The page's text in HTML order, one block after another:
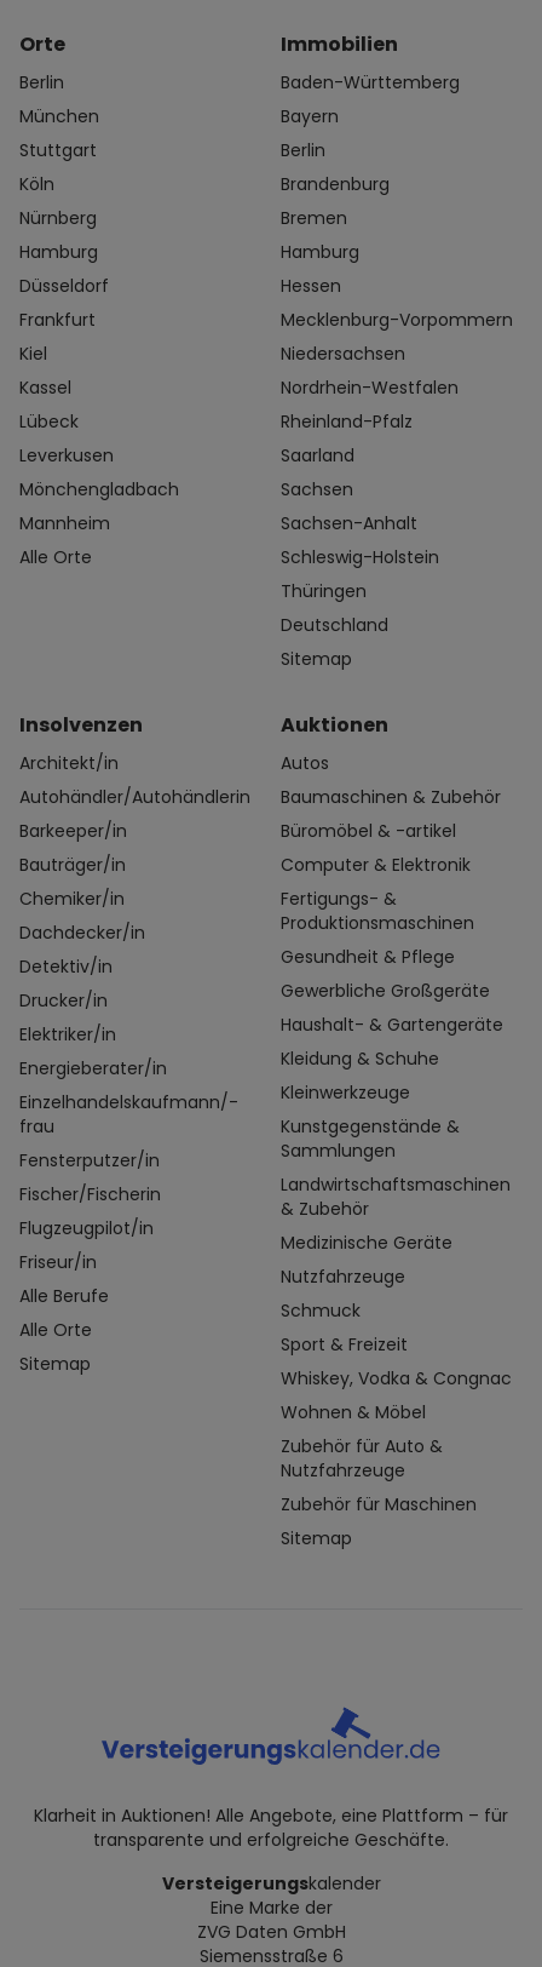
Orte
Berlin
München
Stuttgart
Köln
Nürnberg
Hamburg
Düsseldorf
Frankfurt
Kiel
Kassel
Lübeck
Leverkusen
Mönchengladbach
Mannheim
Alle Orte
Immobilien
Baden-Württemberg
Bayern
Berlin
Brandenburg
Bremen
Hamburg
Hessen
Mecklenburg-Vorpommern
Niedersachsen
Nordrhein-Westfalen
Rheinland-Pfalz
Saarland
Sachsen
Sachsen-Anhalt
Schleswig-Holstein
Thüringen
Deutschland
Sitemap
Insolvenzen
Architekt/in
Autohändler/Autohändlerin
Barkeeper/in
Bauträger/in
Chemiker/in
Dachdecker/in
Detektiv/in
Drucker/in
Elektriker/in
Energieberater/in
Einzelhandelskaufmann/-
frau
Fensterputzer/in
Fischer/Fischerin
Flugzeugpilot/in
Friseur/in
Alle Berufe
Alle Orte
Sitemap
Auktionen
Autos
Baumaschinen & Zubehör
Büromöbel & -artikel
Computer & Elektronik
Fertigungs- &
Produktionsmaschinen
Gesundheit & Pflege
Gewerbliche Großgeräte
Haushalt- & Gartengeräte
Kleidung & Schuhe
Kleinwerkzeuge
Kunstgegenstände &
Sammlungen
Landwirtschaftsmaschinen
& Zubehör
Medizinische Geräte
Nutzfahrzeuge
Schmuck
Sport & Freizeit
Whiskey, Vodka & Congnac
Wohnen & Möbel
Zubehör für Auto &
Nutzfahrzeuge
Zubehör für Maschinen
Sitemap
Klarheit in Auktionen! Alle Angebote, eine Plattform – für
transparente und erfolgreiche Geschäfte.
Versteigerungskalender
Eine Marke der
ZVG Daten GmbH
Siemensstraße 6